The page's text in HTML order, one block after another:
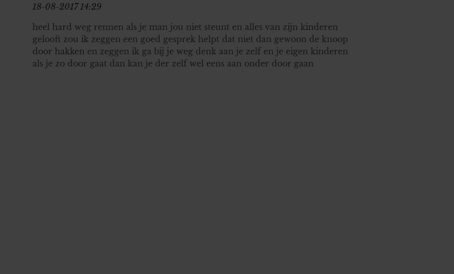
18-08-2017 14:29
heel hard weg rennen als je man jou niet steunt en alles van zijn kinderen
gelooft zou ik zeggen een goed gesprek helpt dat niet dan gewoon de knoop
door hakken en zeggen ik ga bij je weg denk aan je zelf en je eigen kinderen
als je zo door gaat dan kan je der zelf wel eens aan onder door gaan